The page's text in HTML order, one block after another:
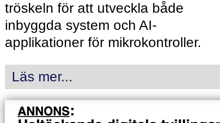
tröskeln för att utveckla både
inbyggda system och AI-
applikationer för mikrokontroller.
Läs mer...